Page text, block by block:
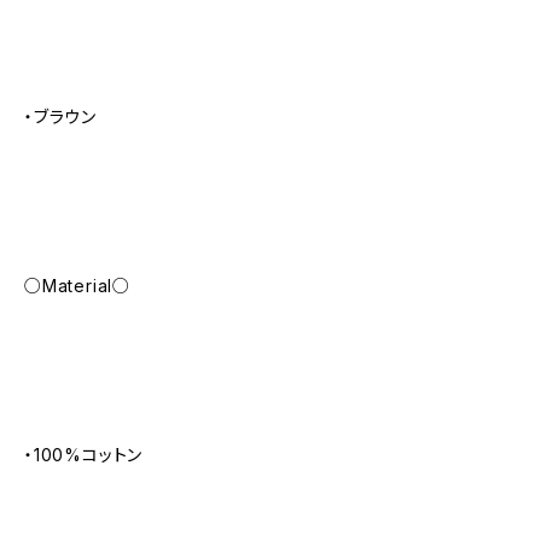
・ブラウン
○Material○
・100%コットン